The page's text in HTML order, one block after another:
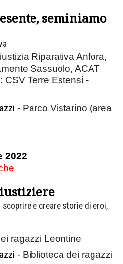
seminiamo
Riparativa Anfora,
Sassuolo, ACAT
CSV Terre Estensi -
- Parco Vistarino (area
2022
e creare storie di eroi,
ragazzi Leontine
- Biblioteca dei ragazzi